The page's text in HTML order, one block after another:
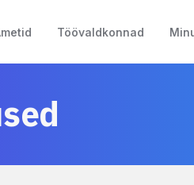
Töövaldkonnad